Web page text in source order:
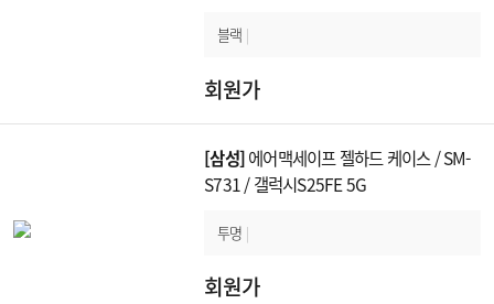
블랙 |
회원가
[삼성]에어맥세이프 젤하드 케이스 / SM-
S731 / 갤럭시S25FE 5G
투명 |
회원가